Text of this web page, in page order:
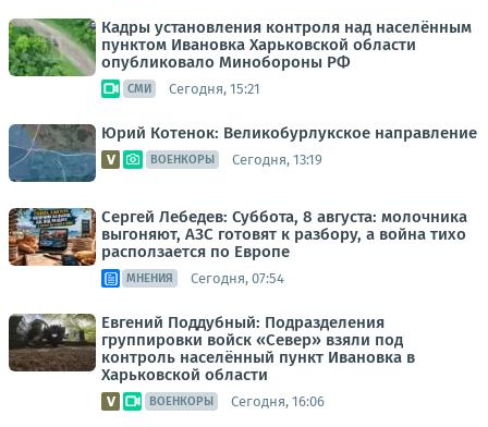
Кадры установления контроля над населённым
пунктом Ивановка Харьковской области
опубликовало Минобороны РФ
СМИ Сегодня, 15:21
Юрий Котенок: Великобурлукское направление
ВОЕНКОРЫ Сегодня, 13:19
Сергей Лебедев: Суббота, 8 августа: молочника
выгоняют, АЗС готовят к разбору, а война тихо
расползается по Европе
МНЕНИЯ Сегодня, 07:54
Евгений Поддубный: Подразделения
группировки войск «Север» взяли под
контроль населённый пункт Ивановка в
Харьковской области
ВОЕНКОРЫ Сегодня, 16:06